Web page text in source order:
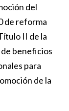
del
de reforma
II de la
beneficios
para
de la